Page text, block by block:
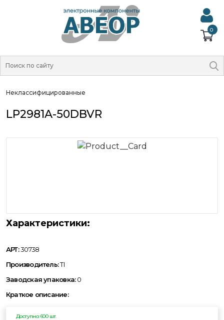
0
Неклассифицированные
LP2981A-50DBVR
Характеристики:
АРТ:30738
Производитель:TI
Заводская упаковка:0
Краткое описание:
Доступно: 600 шт.